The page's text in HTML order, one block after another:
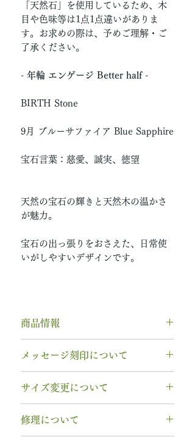
「天然石」を使用しているため、木
目や色味等は1点1点違いがありま
す。お求めの際は、予めご理解・ご
了承ください。
- 年輪 エンゲージ Better half -
BIRTH Stone
9月 ブルーサファイア Blue Sapphire
宝石言葉：慈愛、誠実、徳望
天然の宝石の輝きと天然木の温かさ
が魅力。
宝石の出っ張りをおさえた、日常使
いがしやすいデザインです。
商品情報
ベターハーフ ※2種類の木をハー
素材： K18YG（イエローゴール
ド）
木種： 全木種から選択可能
石種： 11月 ブルーサファイア
メッセージ刻印について
フォント：ブロック体
以下の組み合わせが可能です。
サイズ変更について
ません 。
修理について